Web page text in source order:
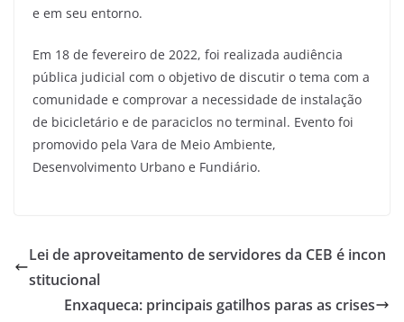
e em seu entorno.
Em 18 de fevereiro de 2022, foi realizada audiência
pública judicial com o objetivo de discutir o tema com a
comunidade e comprovar a necessidade de instalação
de bicicletário e de paraciclos no terminal. Evento foi
promovido pela Vara de Meio Ambiente,
Desenvolvimento Urbano e Fundiário.
Lei de aproveitamento de servidores da CEB é incon
stitucional
Enxaqueca: principais gatilhos paras as crises